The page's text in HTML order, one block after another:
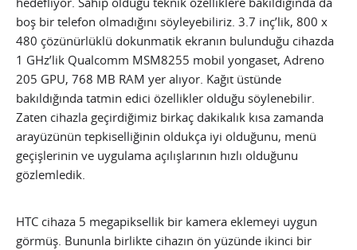
boş bir telefon olmadığını söyleyebiliriz. 3.7 inç’lik, 800 x
480 çözünürlüklü dokunmatik ekranın bulunduğu cihazda
1 GHz’lik Qualcomm MSM8255 mobil yongaset, Adreno
205 GPU, 768 MB RAM yer alıyor. Kağıt üstünde
bakıldığında tatmin edici özellikler olduğu söylenebilir.
Zaten cihazla geçirdiğimiz birkaç dakikalık kısa zamanda
arayüzünün tepkiselliğinin oldukça iyi olduğunu, menü
geçişlerinin ve uygulama açılışlarının hızlı olduğunu
gözlemledik.
HTC cihaza 5 megapiksellik bir kamera eklemeyi uygun
görmüş. Bununla birlikte cihazın ön yüzünde ikinci bir